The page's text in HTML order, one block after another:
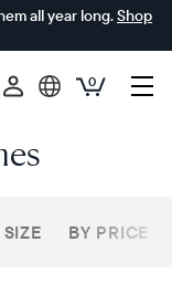
all year long.Shop
0
BY PRICE